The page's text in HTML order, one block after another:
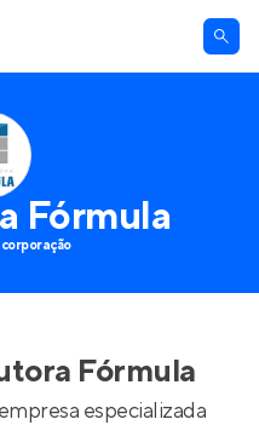
Fórmula
Fórmula
especializada